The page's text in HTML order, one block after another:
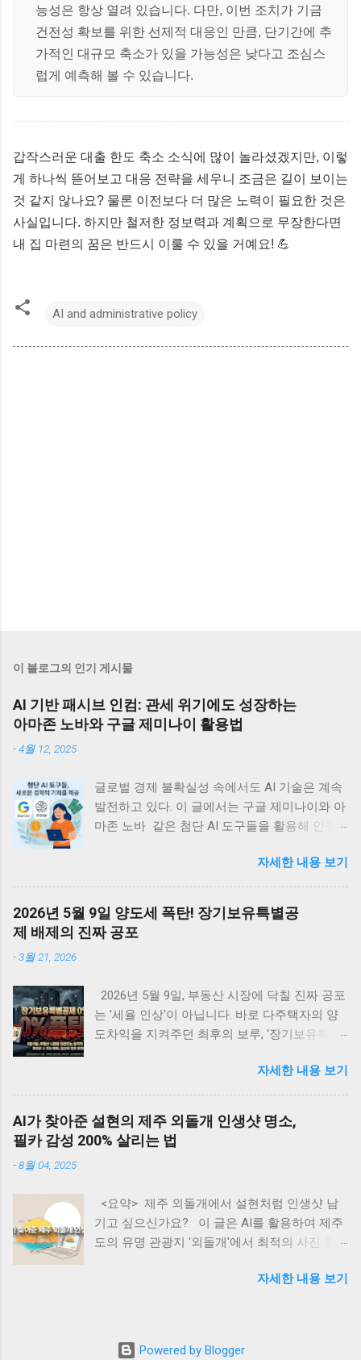
능성은 항상 열려 있습니다. 다만, 이번 조치가 기금
건전성 확보를 위한 선제적 대응인 만큼, 단기간에 추
가적인 대규모 축소가 있을 가능성은 낮다고 조심스
럽게 예측해 볼 수 있습니다.
갑작스러운 대출 한도 축소 소식에 많이 놀라셨겠지만, 이렇
게 하나씩 뜯어보고 대응 전략을 세우니 조금은 길이 보이는
것 같지 않나요? 물론 이전보다 더 많은 노력이 필요한 것은
사실입니다. 하지만 철저한 정보력과 계획으로 무장한다면
내 집 마련의 꿈은 반드시 이룰 수 있을 거예요! 💪
AI and administrative policy
이 블로그의 인기 게시물
AI 기반 패시브 인컴: 관세 위기에도 성장하는
아마존 노바와 구글 제미나이 활용법
-4월 12, 2025
글로벌 경제 불확실성 속에서도 AI 기술은 계속
발전하고 있다. 이 글에서는 구글 제미나이와 아
마존 노바 같은 첨단 AI 도구들을 활용해 안정
법들을 정리한다. 관세 위기에도 불구하고 빅테
크의 AI 투자는 계속되고 있는데, 이는 개인과
소규모 기업에게 새로운 경제적 기회를 제공할
것이다. <목차> • 글로벌 관세 위기 속의 지속
적 AI 투자 동향 • 관세가 AI 개발 생태계에 미치
하는 AI 기반 수익 모델 • AI 에이전트를 통한 패
시브 인컴 구축 방법 • AI 시대의 새로운 기회와
미래 전망 글로벌 관세 위기 속의 지속적 AI 투
정책의 변화는 세계 경제의 불확실성을 가중시
키고 있다. 특히 한국(25%), 중국(34%), 대만
(32%) 등 IT 제품 주요 수출국들에 대한 고율의
관세 부과는 테크 산업 전반에 상당한 부담으로
비용을 평균 22% 증가시킬 것으로 예측된다. 그
러나 주목할 만한 점은 구글과 아마존 같은 빅테
크 기업들이 이러한 비용 증가에도 불구하고 AI
인프라 투자를 줄이지 않겠다는 명확한 의지를
전년 대비 18% 증가한 규모다. 아마존의 CEO 앤
자세한 내용 보기
2026년 5월 9일 양도세 폭탄! 장기보유특별공
제 배제의 진짜 공포
-3월 21, 2026
2026년 5월 9일, 부동산 시장에 닥칠 진짜 공포
는 '세율 인상'이 아닙니다. 바로 다주택자의 양
도차익을 지켜주던 최후의 보루, '장기보유특별
리 세금으로 토해내야 하는 이 치명적인 조치 앞
에, 강남부터 수도권 외곽까지 패닉셀이 번지고
있습니다. 하루 차이로 수억 원이 날아가는 세금
폭탄의 실체와, 생성형 AI를 활용해 내 자산을
지키는 완벽한 절세 방어 시나리오를 지금 바로
한가? ② 2026년 5월 9일의 시한폭탄: 공제 0%
의 충격 ③ 한눈에 보는 세금 차이 시뮬레이션
(15년 보유 아파트) ④ 글로벌 스탠다드: 해외 선
내 양도세 100% 방어하기 (실전 프롬프트 5선)
동네 부동산이나 지역 맘카페, 재테크 커뮤니티
자세한 내용 보기
AI가 찾아준 설현의 제주 외돌개 인생샷 명소,
필카 감성 200% 살리는 법
-8월 04, 2025
<요약> 제주 외돌개에서 설현처럼 인생샷 남
기고 싶으신가요? 이 글은 AI를 활용하여 제주
도의 유명 관광지 '외돌개'에서 최적의 사진 촬
성'의 사진을 찍는 구체적인 방법을 소개합니다.
자세한 내용 보기
Powered by Blogger